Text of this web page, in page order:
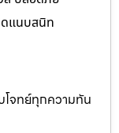
แนบสนิท
โจทย์ทุกความทัน